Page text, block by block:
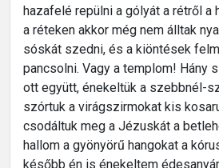
hazafelé repülni a gólyát a rétről a
a réteken akkor még nem álltak
sóskát szedni, és a kiöntések
pancsolni. Vagy a templom! Hány
ott együtt, énekeltük a szebbnél-
szórtuk a virágszirmokat kis
csodáltuk meg a Jézuskát a
hallom a gyönyörű hangokat a
később én is énekeltem